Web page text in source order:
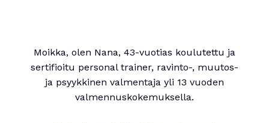
Moikka, olen Nana, 43-vuotias koulutettu ja
sertifioitu personal trainer, ravinto-, muutos-
ja psyykkinen valmentaja yli 13 vuoden
valmennuskokemuksella.